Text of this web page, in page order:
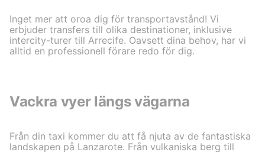
Inget mer att oroa dig för transportavstånd! Vi
erbjuder transfers till olika destinationer, inklusive
intercity-turer till Arrecife. Oavsett dina behov, har vi
alltid en professionell förare redo för dig.
Vackra vyer längs vägarna
Från din taxi kommer du att få njuta av de fantastiska
landskapen på Lanzarote. Från vulkaniska berg till